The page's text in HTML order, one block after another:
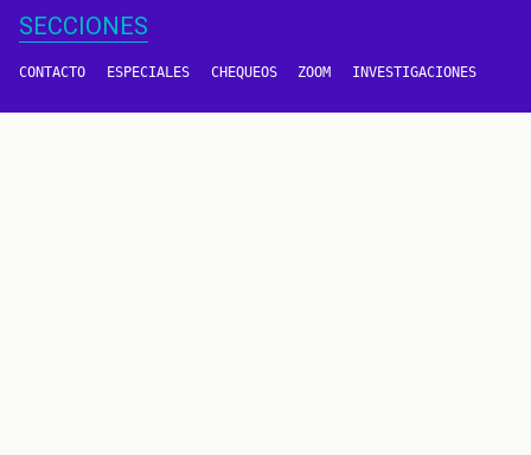
SECCIONES
CONTACTO ESPECIALES CHEQUEOS ZOOM INVESTIGACIONES